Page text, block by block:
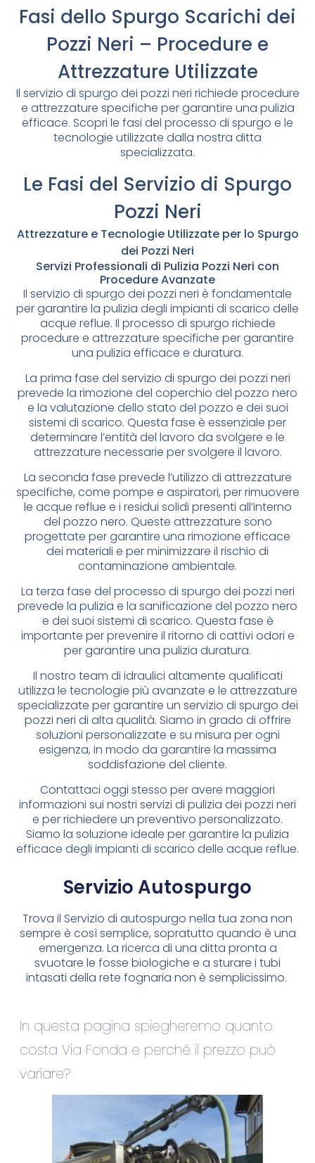
Fasi dello Spurgo Scarichi dei
Pozzi Neri – Procedure e
Attrezzature Utilizzate
Il servizio di spurgo dei pozzi neri richiede procedure
e attrezzature specifiche per garantire una pulizia
efficace. Scopri le fasi del processo di spurgo e le
tecnologie utilizzate dalla nostra ditta
specializzata.
Le Fasi del Servizio di Spurgo
Pozzi Neri
Attrezzature e Tecnologie Utilizzate per lo Spurgo
dei Pozzi Neri
Servizi Professionali di Pulizia Pozzi Neri con
Procedure Avanzate
Il servizio di spurgo dei pozzi neri è fondamentale
per garantire la pulizia degli impianti di scarico delle
acque reflue. Il processo di spurgo richiede
procedure e attrezzature specifiche per garantire
una pulizia efficace e duratura.
La prima fase del servizio di spurgo dei pozzi neri
prevede la rimozione del coperchio del pozzo nero
e la valutazione dello stato del pozzo e dei suoi
sistemi di scarico. Questa fase è essenziale per
determinare l’entità del lavoro da svolgere e le
attrezzature necessarie per svolgere il lavoro.
La seconda fase prevede l’utilizzo di attrezzature
specifiche, come pompe e aspiratori, per rimuovere
le acque reflue e i residui solidi presenti all’interno
del pozzo nero. Queste attrezzature sono
progettate per garantire una rimozione efficace
dei materiali e per minimizzare il rischio di
contaminazione ambientale.
La terza fase del processo di spurgo dei pozzi neri
prevede la pulizia e la sanificazione del pozzo nero
e dei suoi sistemi di scarico. Questa fase è
importante per prevenire il ritorno di cattivi odori e
per garantire una pulizia duratura.
Il nostro team di idraulici altamente qualificati
utilizza le tecnologie più avanzate e le attrezzature
specializzate per garantire un servizio di spurgo dei
pozzi neri di alta qualità. Siamo in grado di offrire
soluzioni personalizzate e su misura per ogni
esigenza, in modo da garantire la massima
soddisfazione del cliente.
Contattaci oggi stesso per avere maggiori
informazioni sui nostri servizi di pulizia dei pozzi neri
e per richiedere un preventivo personalizzato.
Siamo la soluzione ideale per garantire la pulizia
efficace degli impianti di scarico delle acque reflue.
Servizio Autospurgo
Trova il Servizio di autospurgo nella tua zona non
sempre è così semplice, sopratutto quando è una
emergenza. La ricerca di una ditta pronta a
svuotare le fosse biologiche e a sturare i tubi
intasati della rete fognaria non è semplicissimo.
In questa pagina spiegheremo quanto
costa Via Fonda e perché il prezzo può
variare?